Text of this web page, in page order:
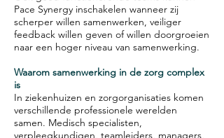
Pace Synergy inschakelen wanneer zij
scherper willen samenwerken, veiliger
feedback willen geven of willen doorgroeien
naar een hoger niveau van samenwerking.
Waarom samenwerking in de zorg complex
is
In ziekenhuizen en zorgorganisaties komen
verschillende professionele werelden
samen. Medisch specialisten,
verpleegkundigen, teamleiders, managers,